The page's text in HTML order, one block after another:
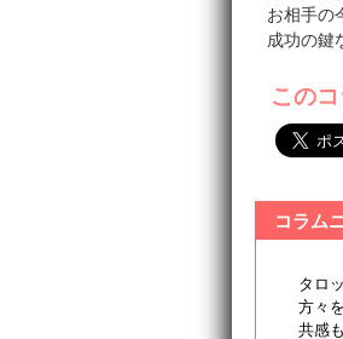
お相手の
成功の鍵
この
コラム
タロ
方々
共感